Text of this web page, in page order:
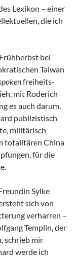
Lexikon – einer
die ich
bei
Taiwan
freiheits-
mit Roderich
es auch darum,
publizistisch
militärisch
totalitären China
für die
Sylke
sich von
verharren –
Templin, der
schrieb mir
werde ich